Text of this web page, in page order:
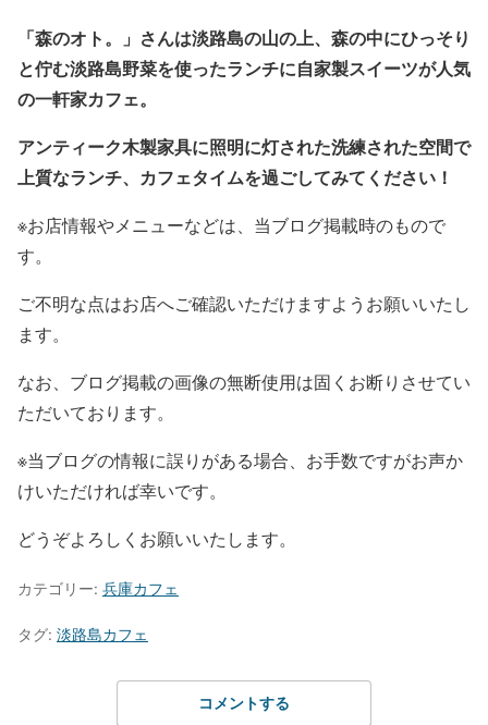
「森のオト。」さんは淡路島の山の上、森の中にひっそり
と佇む淡路島野菜を使ったランチに自家製スイーツが人気
の一軒家カフェ。
アンティーク木製家具に照明に灯された洗練された空間で
上質なランチ、カフェタイムを過ごしてみてください！
※お店情報やメニューなどは、当ブログ掲載時のもので
す。
ご不明な点はお店へご確認いただけますようお願いいたし
ます。
なお、ブログ掲載の画像の無断使用は固くお断りさせてい
ただいております。
※当ブログの情報に誤りがある場合、お手数ですがお声か
けいただければ幸いです。
どうぞよろしくお願いいたします。
カテゴリー: 兵庫カフェ
タグ: 淡路島カフェ
コメントする